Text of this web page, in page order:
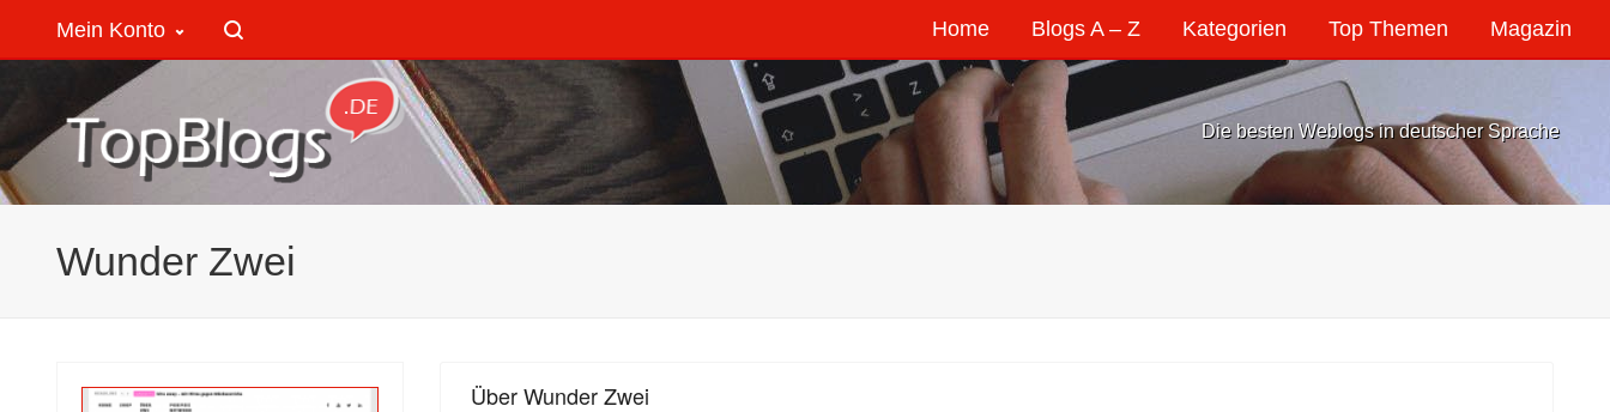
Home Blogs A – Z Kategorien Top Themen Magazin
Mein Konto
Die besten Weblogs in deutscher Sprache
Wunder Zwei
Über Wunder Zwei